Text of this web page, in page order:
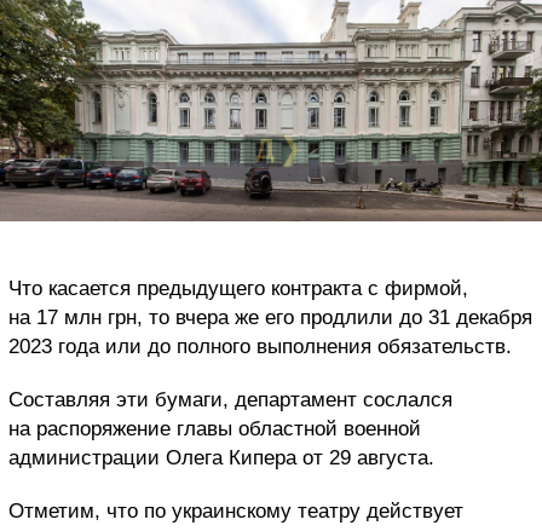
Что касается предыдущего контракта с фирмой,
на 17 млн грн, то вчера же его продлили до 31 декабря
2023 года или до полного выполнения обязательств.
Составляя эти бумаги, департамент сослался
на распоряжение главы областной военной
администрации Олега Кипера от 29 августа.
Отметим, что по украинскому театру действует